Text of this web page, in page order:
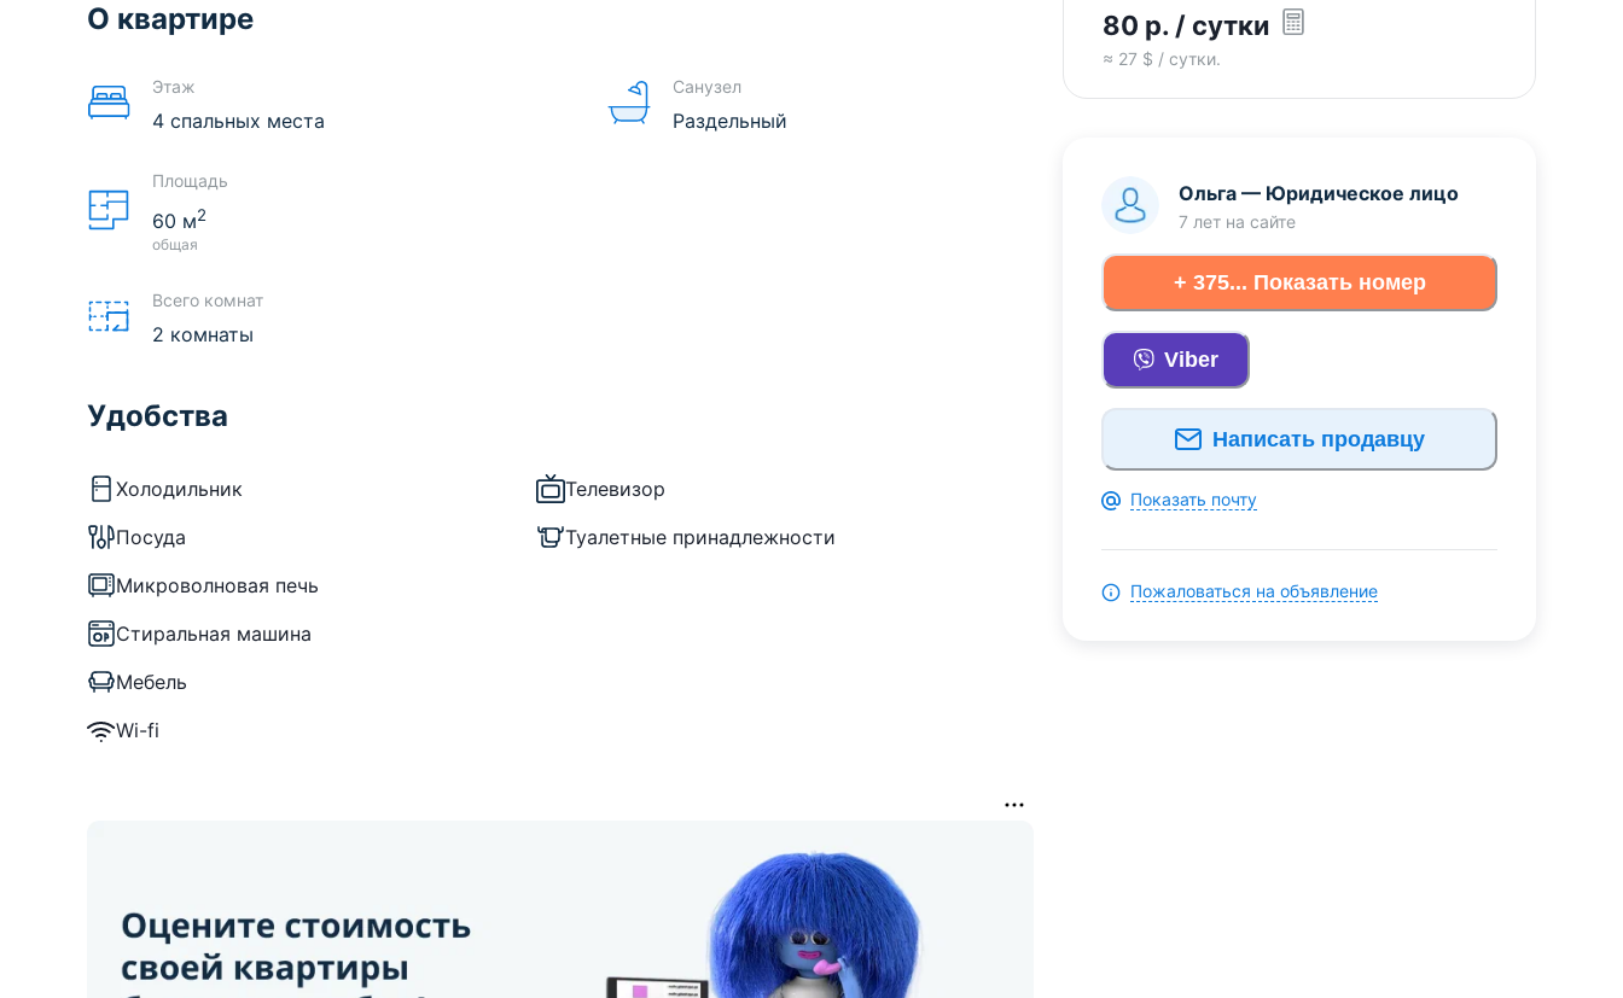
О квартире
Этаж
4 спальных места
Площадь
60 м2
общая
Всего комнат
2 комнаты
Санузел
Раздельный
Удобства
Холодильник
Посуда
Микроволновая печь
Стиральная машина
Мебель
Wi-fi
Телевизор
Туалетные принадлежности
80 р. / сутки
≈ 27 $ / сутки.
Ольга — Юридическое лицо
7 лет на сайте
+ 375... Показать номер
Viber
Написать продавцу
Показать почту
Пожаловаться на объявление